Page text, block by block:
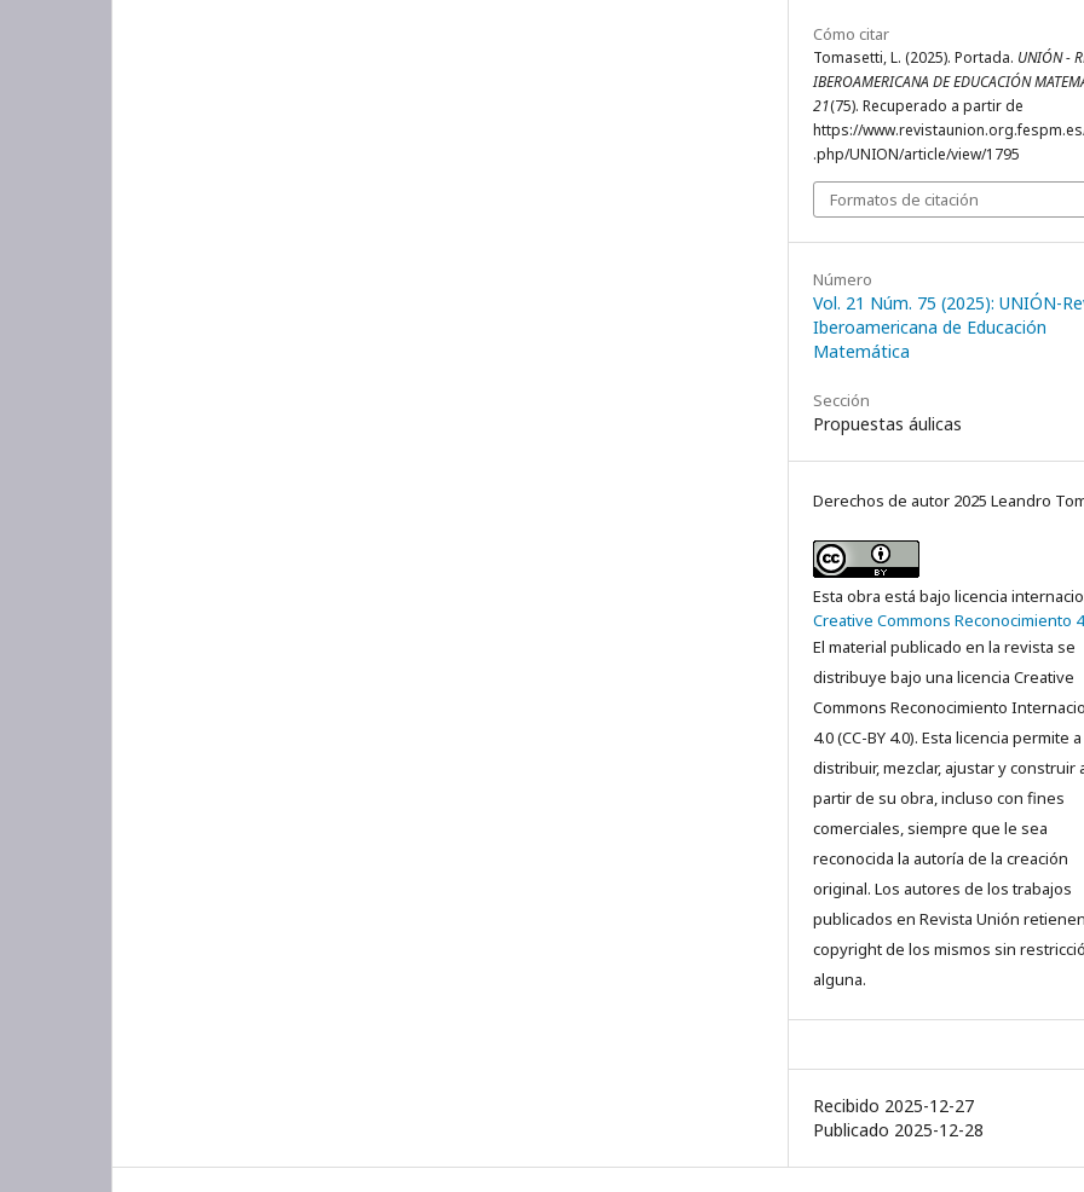
Cómo citar
Tomasetti, L. (2025). Portada. UNIÓN -
IBEROAMERICANA DE EDUCACIÓN
21(75). Recuperado a partir de
https://
.php/UNION/article/view/1795
Formatos de citación
Número
Vol. 21 Núm. 75 (2025): UNIÓN-
Iberoamericana de Educación
Matemática
Sección
Propuestas áulicas
Derechos de autor 2025 Leandro
Esta obra está bajo licencia
Creative Commons Reconocimiento
El material publicado en la revista se
distribuye bajo una licencia Creative
Commons Reconocimiento
4.0 (CC-BY 4.0). Esta licencia permite
distribuir, mezclar, ajustar y construir
partir de su obra, incluso con fines
comerciales, siempre que le sea
reconocida la autoría de la creación
original. Los autores de los trabajos
publicados en Revista Unión
copyright de los mismos sin
alguna.
Recibido 2025-12-27
Publicado 2025-12-28